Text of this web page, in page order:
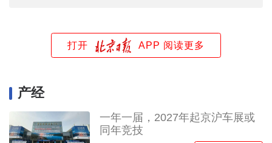
打开 APP 阅读更多
产经
一年一届，2027年起京沪车展或
同年竞技